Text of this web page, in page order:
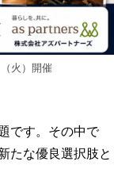
火）開催
です。その中で
たな優良選択肢と